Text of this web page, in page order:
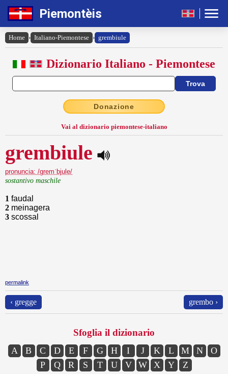
Piemontèis
Home › Italiano-Piemontese › grembiule
Dizionario Italiano - Piemontese
Donazione
Vai al dizionario piemontese-italiano
grembiule
pronuncia: /gremˈbjule/
sostantivo maschile
1 faudal
2 meinagera
3 scossal
permalink
‹ gregge grembo ›
Sfoglia il dizionario
A B C D E F G H I J K L M N
O
P
Q R S T U V W X Y Z